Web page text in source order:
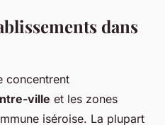
dans
concentrent
ville et les zones
iséroise. La plupart